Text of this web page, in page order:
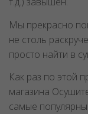
Мы прекрасно
не столь
просто найти в
Как раз по этой
магазина
самые